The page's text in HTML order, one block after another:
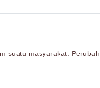
suatu masyarakat.